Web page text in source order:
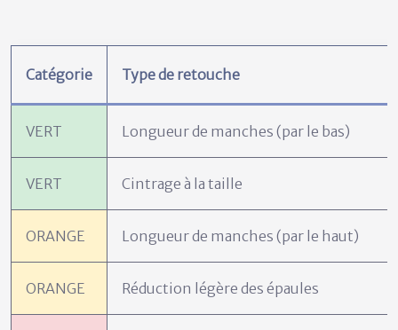
Catégorie Type de retouche
VERT Longueur de manches (par le bas)
VERT Cintrage à la taille
ORANGE Longueur de manches (par le haut)
ORANGE Réduction légère des épaules